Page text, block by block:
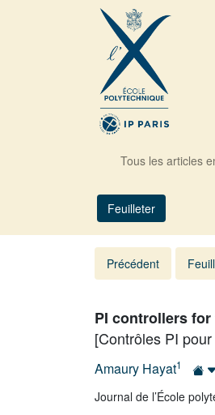
Tous les articles
Feuilleter
Précédent
PI controllers
[Contrôles PI
Amaury Hayat1
Journal de l’École